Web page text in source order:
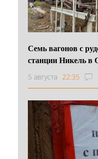
Семь вагонов с
станции Никель в
5 августа 22:35